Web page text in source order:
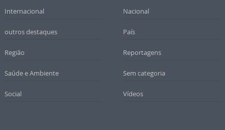
Internacional Nacional
outros destaques País
Região Reportagens
Saúde e Ambiente Sem categoria
Social Vídeos